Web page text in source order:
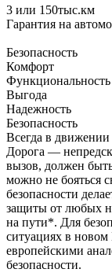
3 или 150тыс.км
Гарантия на
Безопасность
Комфорт
Функциональность
Выгода
Надежность
Безопасность
Всегда в движении
Дорога —
вызов, должен
можно не бояться
безопасности
защиты от любых
на пути*. Для
ситуациях в
европейскими
безопасности.